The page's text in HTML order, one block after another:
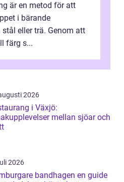
är en metod för att
i bärande
eller trä. Genom att
färg s...
2026
i Växjö:
mellan sjöar och
2026
bandhagen en guide